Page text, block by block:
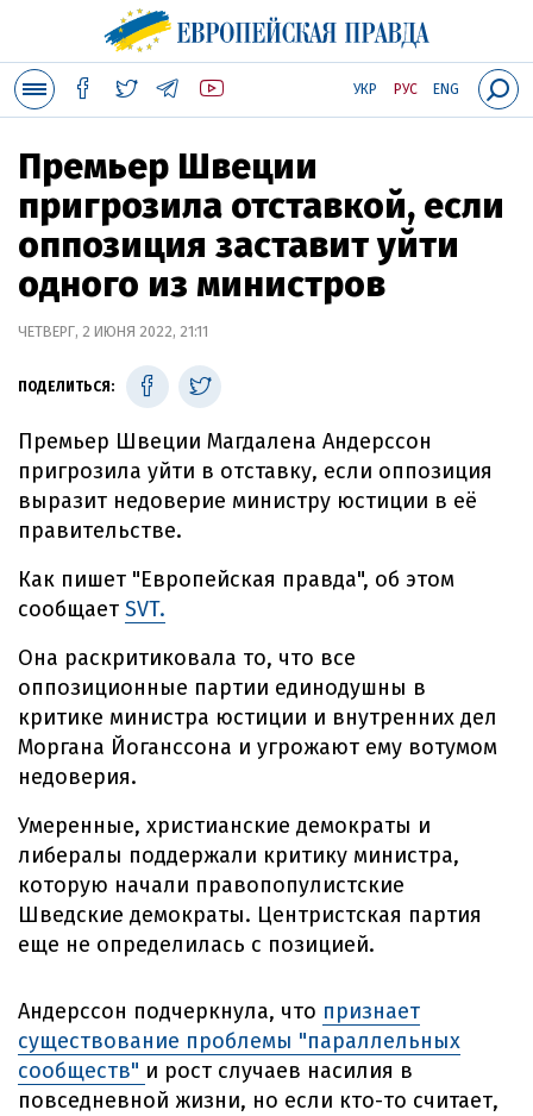
УКР РУС ENG
Премьер Швеции
пригрозила отставкой, если
оппозиция заставит уйти
одного из министров
ЧЕТВЕРГ, 2 ИЮНЯ 2022, 21:11
ПОДЕЛИТЬСЯ:
Премьер Швеции Магдалена Андерссон
пригрозила уйти в отставку, если оппозиция
выразит недоверие министру юстиции в её
правительстве.
Как пишет "Европейская правда", об этом
сообщает SVT.
Она раскритиковала то, что все
оппозиционные партии единодушны в
критике министра юстиции и внутренних дел
Моргана Йоганссона и угрожают ему вотумом
недоверия.
Умеренные, христианские демократы и
либералы поддержали критику министра,
которую начали правопопулистские
Шведские демократы. Центристская партия
еще не определилась с позицией.
Андерссон подчеркнула, что признает
существование проблемы "параллельных
сообществ" и рост случаев насилия в
повседневной жизни, но если кто-то считает,